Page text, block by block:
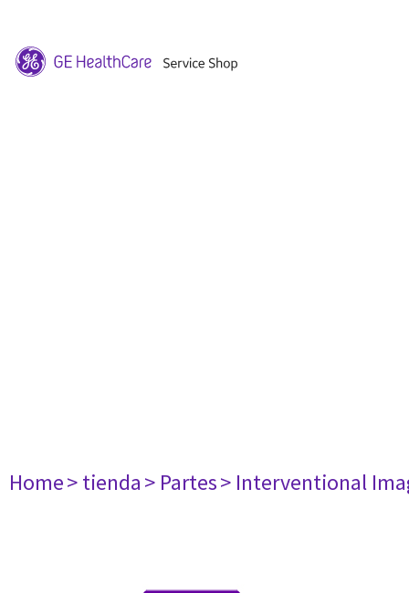
Home> tienda> Partes> Interventional